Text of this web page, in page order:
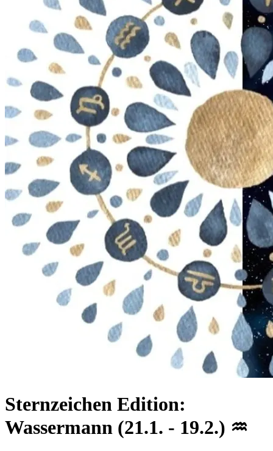
Sternzeichen Edition:
Wassermann (21.1. - 19.2.) ♒